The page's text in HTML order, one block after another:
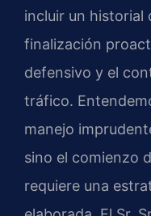
incluir un historial
finalización
defensivo y el
tráfico.
manejo
sino el comienzo
requiere una